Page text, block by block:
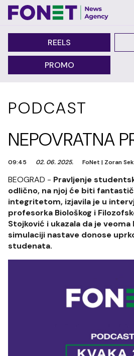
REELS
PROMO
PODCAST
NEPOVRATNA
09:45 02. 06. 2025. FoNet | Zoran
BEOGRAD - Pravljenje
odlično, na njoj će biti
integritetom, izjavila je u
profesorka Biološkog i
Stojković i ukazala da je
simulaciji nastave donose
studenata.